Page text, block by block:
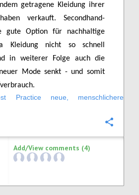
getragene Kleidung ihrer
verkauft. Secondhand-
gute Option für nachhaltige
Kleidung nicht so schnell
in weiterer Folge auch die
Mode senkt - und somit
Practice neue, menschlichere
Add/View comments (4)